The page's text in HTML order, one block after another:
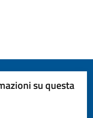
su questa